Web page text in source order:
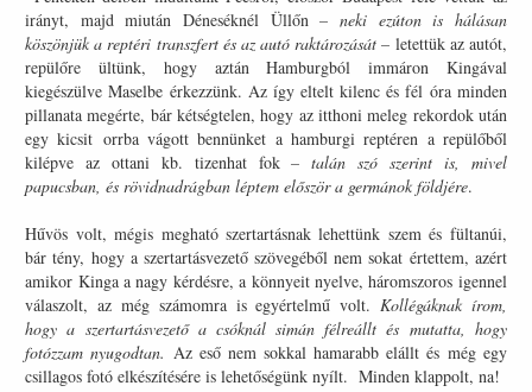
irányt, majd miután Déneséknél Üllőn– neki ezúton is hálásan
köszönjük a reptéri transzfert és az autó raktározását – letettük az autót,
repülőre ültünk, hogy aztán Hamburgból immáron Kingával
kiegészülve Maselbe érkezzünk. Az így eltelt kilenc és fél óra minden
pillanata megérte, bár kétségtelen, hogy az itthoni meleg rekordok után
egy kicsit orrba vágott bennünket a hamburgi reptéren a repülőből
kilépve az ottani kb. tizenhat fok– talán szó szerint is, mivel
papucsban, és rövidnadrágban léptem először a germánok földjére.
Hűvös volt, mégis megható szertartásnak lehettünk szem és fültanúi,
bár tény, hogy a szertartásvezető szövegéből nem sokat értettem, azért
amikor Kinga a nagy kérdésre, a könnyeit nyelve, háromszoros igennel
válaszolt, az még számomra is egyértelmű volt. Kollégáknak írom,
hogy a szertartásvezető a csóknál simán félreállt és mutatta, hogy
fotózzam nyugodtan. Az eső nem sokkal hamarabb elállt és még egy
csillagos fotó elkészítésére is lehetőségünk nyílt. Minden klappolt, na!